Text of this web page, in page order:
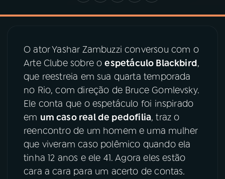
04PROGRAMAS
05 PODCASTS
06 VIDEOCASTS
ÚLTIMAS
O ator Yashar Zambuzzi conversou com o
Arte Clube sobre oespetáculo Blackbird,
que reestreia em sua quarta temporada
no Rio, com direção de Bruce Gomlevsky.
Ele conta que o espetáculo foi inspirado
em um caso real de pedofilia, traz o
reencontro de um homem e uma mulher
que viveram caso polêmico quando ela
tinha 12 anos e ele 41. Agora eles estão
cara a cara para um acerto de contas.